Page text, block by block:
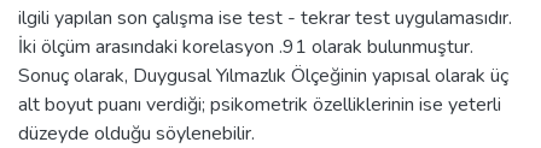
ilgili yapılan son çalışma ise test - tekrar test uygulamasıdır.
İki ölçüm arasındaki korelasyon .91 olarak bulunmuştur.
Sonuç olarak, Duygusal Yılmazlık Ölçeğinin yapısal olarak üç
alt boyut puanı verdiği; psikometrik özelliklerinin ise yeterli
düzeyde olduğu söylenebilir.